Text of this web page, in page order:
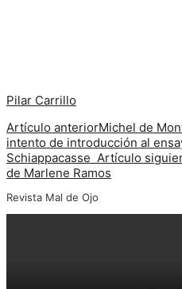
Pilar Carrillo
Artículo anteriorMichel de
intento de introducción al
Schiappacasse Artículo
de Marlene Ramos
Revista Mal de Ojo